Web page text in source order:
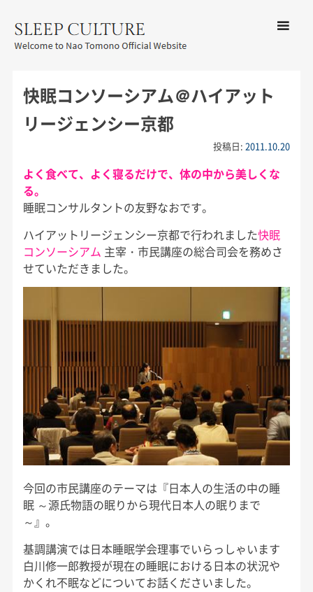
CULTURE
ツへ移動
快眠コンソーシアム＠ハイアット
リージェンシー京都
投稿日:2011.10.20
よく食べて、よく寝るだけで、体の中から美しくな
る。
睡眠コンサルタントの友野なおです。
ハイアットリージェンシー京都で行われました快眠
コンソーシアム 主宰・市民講座の総合司会を務めさ
せていただきました。
今回の市民講座のテーマは『日本人の生活の中の睡
眠 ～源氏物語の眠りから現代日本人の眠りまで
～』。
基調講演では日本睡眠学会理事でいらっしゃいます
白川修一郎教授が現在の睡眠における日本の状況や
かくれ不眠などについてお話くださいました。